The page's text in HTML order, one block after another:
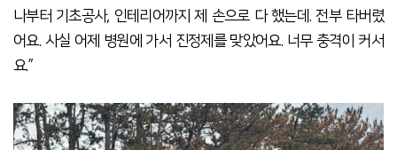
나부터 기초공사, 인테리어까지 제 손으로 다 했는데. 전부 타버렸
어요. 사실 어제 병원에 가서 진정제를 맞았어요. 너무 충격이 커서
요.”